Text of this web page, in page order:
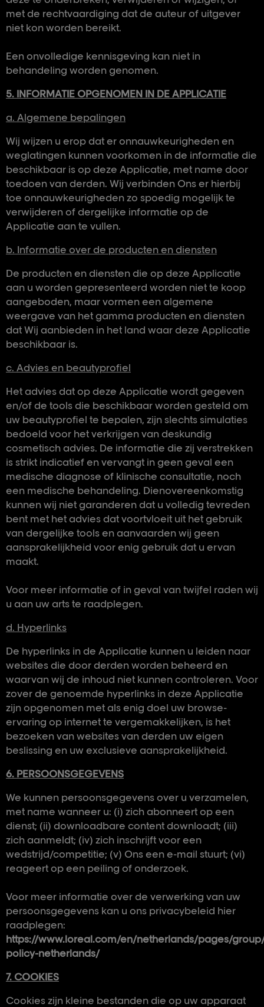
met de rechtvaardiging dat de auteur of uitgever
niet kon worden bereikt.
Een onvolledige kennisgeving kan niet in
behandeling worden genomen.
5. INFORMATIE OPGENOMEN IN DE APPLICATIE
a. Algemene bepalingen
Wij wijzen u erop dat er onnauwkeurigheden en
weglatingen kunnen voorkomen in de informatie die
beschikbaar is op deze Applicatie, met name door
toedoen van derden. Wij verbinden Ons er hierbij
toe onnauwkeurigheden zo spoedig mogelijk te
verwijderen of dergelijke informatie op de
Applicatie aan te vullen.
b. Informatie over de producten en diensten
De producten en diensten die op deze Applicatie
aan u worden gepresenteerd worden niet te koop
aangeboden, maar vormen een algemene
weergave van het gamma producten en diensten
dat Wij aanbieden in het land waar deze Applicatie
beschikbaar is.
c. Advies en beautyprofiel
Het advies dat op deze Applicatie wordt gegeven
en/of de tools die beschikbaar worden gesteld om
uw beautyprofiel te bepalen, zijn slechts simulaties
bedoeld voor het verkrijgen van deskundig
cosmetisch advies. De informatie die zij verstrekken
is strikt indicatief en vervangt in geen geval een
medische diagnose of klinische consultatie, noch
een medische behandeling. Dienovereenkomstig
kunnen wij niet garanderen dat u volledig tevreden
bent met het advies dat voortvloeit uit het gebruik
van dergelijke tools en aanvaarden wij geen
aansprakelijkheid voor enig gebruik dat u ervan
maakt.
Voor meer informatie of in geval van twijfel raden wij
u aan uw arts te raadplegen.
d. Hyperlinks
De hyperlinks in de Applicatie kunnen u leiden naar
websites die door derden worden beheerd en
waarvan wij de inhoud niet kunnen controleren. Voor
zover de genoemde hyperlinks in deze Applicatie
zijn opgenomen met als enig doel uw browse-
ervaring op internet te vergemakkelijken, is het
bezoeken van websites van derden uw eigen
beslissing en uw exclusieve aansprakelijkheid.
6. PERSOONSGEGEVENS
We kunnen persoonsgegevens over u verzamelen,
met name wanneer u: (i) zich abonneert op een
dienst; (ii) downloadbare content downloadt; (iii)
zich aanmeldt; (iv) zich inschrijft voor een
wedstrijd/competitie; (v) Ons een e-mail stuurt; (vi)
reageert op een peiling of onderzoek.
Voor meer informatie over de verwerking van uw
persoonsgegevens kan u ons privacybeleid hier
raadplegen:
https://www.loreal.com/en/netherlands/pages/
policy-netherlands/
7. COOKIES
Cookies zijn kleine bestanden die op uw apparaat